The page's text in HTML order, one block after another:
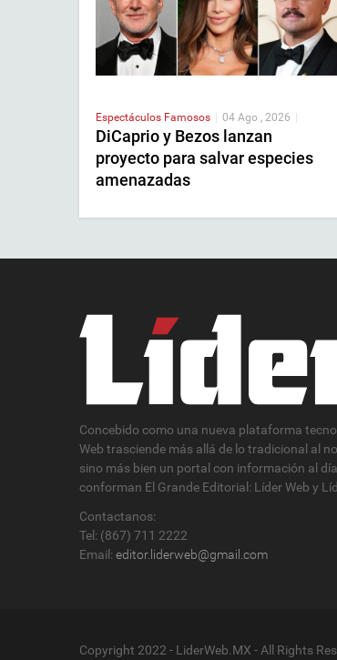
Espectáculos Famosos 04 Ago , 2026
DiCaprio y Bezos lanzan
proyecto para salvar especies
amenazadas
Concebido como una nueva plataforma
Web trasciende más allá de lo tradicional al
sino más bien un portal con información al
conforman El Grande Editorial: Líder Web y
Contactanos:
Tel: (867) 711 2222
Email: editor.liderweb@gmail.com
Copyright 2022 - LiderWeb.MX - All Rights